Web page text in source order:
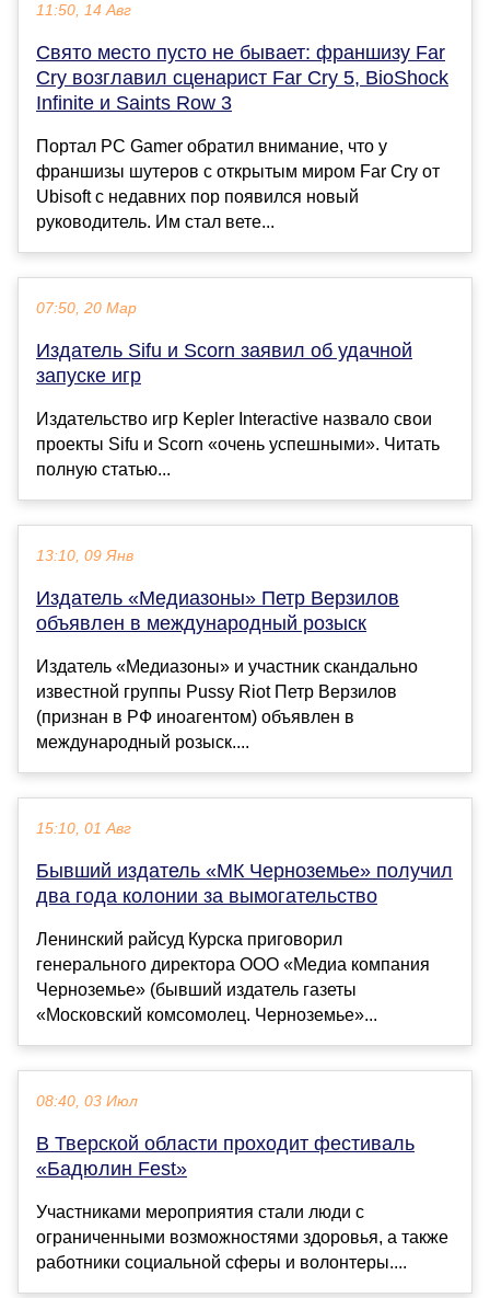
11:50, 14 Авг
Свято место пусто не бывает: франшизу Far
Cry возглавил сценарист Far Cry 5, BioShock
Infinite и Saints Row 3
Портал PC Gamer обратил внимание, что у
франшизы шутеров с открытым миром Far Cry от
Ubisoft с недавних пор появился новый
руководитель. Им стал вете...
07:50, 20 Мар
Издатель Sifu и Scorn заявил об удачной
запуске игр
Издательство игр Kepler Interactive назвало свои
проекты Sifu и Scorn «очень успешными». Читать
полную статью...
13:10, 09 Янв
Издатель «Медиазоны» Петр Верзилов
объявлен в международный розыск
Издатель «Медиазоны» и участник скандально
известной группы Pussy Riot Петр Верзилов
(признан в РФ иноагентом) объявлен в
международный розыск....
15:10, 01 Авг
Бывший издатель «МК Черноземье» получил
два года колонии за вымогательство
Ленинский райсуд Курска приговорил
генерального директора ООО «Медиа компания
Черноземье» (бывший издатель газеты
«Московский комсомолец. Черноземье»...
08:40, 03 Июл
В Тверской области проходит фестиваль
«Бадюлин Fest»
Участниками мероприятия стали люди с
ограниченными возможностями здоровья, а также
работники социальной сферы и волонтеры....